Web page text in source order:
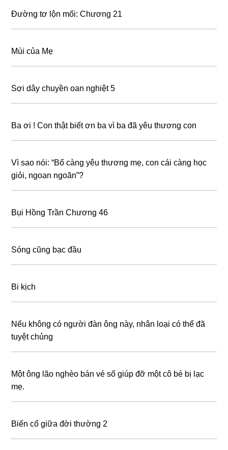
Đường tơ lộn mối: Chương 21
Mùi của Mẹ
Sợi dây chuyền oan nghiệt 5
Ba ơi ! Con thật biết ơn ba vì ba đã yêu thương con
Vì sao nói: “Bố càng yêu thương mẹ, con cái càng học
giỏi, ngoan ngoãn”?
Bụi Hồng Trần Chương 46
Sóng cũng bạc đầu
Bi kịch
Nếu không có người đàn ông này, nhân loại có thể đã
tuyệt chủng
Một ông lão nghèo bán vé số giúp đỡ một cô bé bị lạc
mẹ.
Biến cố giữa đời thường 2